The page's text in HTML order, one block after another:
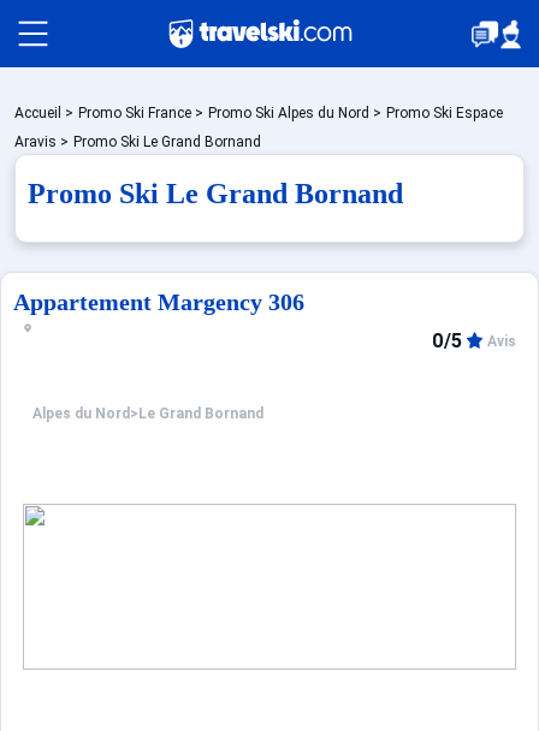
Packages
Stations
Accueil > Promo Ski France > Promo Ski Alpes du Nord > Promo Ski Espace
Aravis > Promo Ski Le Grand Bornand
Promo Ski Le Grand Bornand
Appartement Margency 306
Alpes du Nord > Le Grand Bornand
0/5 Avis